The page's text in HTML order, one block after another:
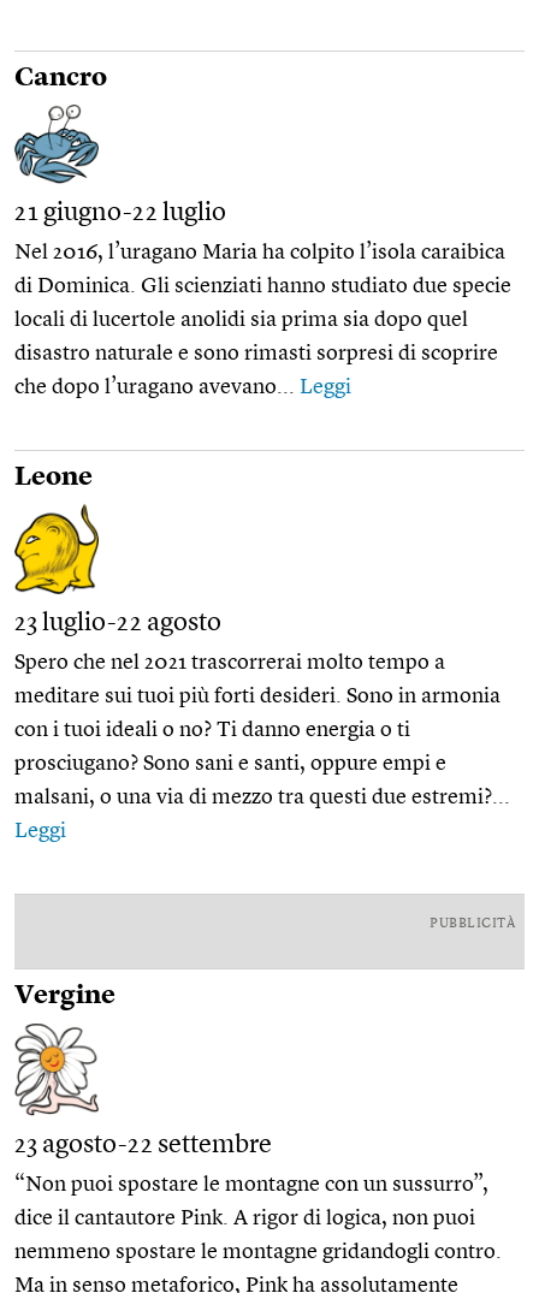
Cancro
21 giugno-22 luglio
Nel 2016, l’uragano Maria ha colpito l’isola caraibica
di Dominica. Gli scienziati hanno studiato due specie
locali di lucertole anolidi sia prima sia dopo quel
disastro naturale e sono rimasti sorpresi di scoprire
che dopo l’uragano avevano... Leggi
Leone
23 luglio-22 agosto
Spero che nel 2021 trascorrerai molto tempo a
meditare sui tuoi più forti desideri. Sono in armonia
con i tuoi ideali o no? Ti danno energia o ti
prosciugano? Sono sani e santi, oppure empi e
malsani, o una via di mezzo tra questi due estremi?...
Leggi
PUBBLICITÀ
Vergine
23 agosto-22 settembre
“Non puoi spostare le montagne con un sussurro”,
dice il cantautore Pink. A rigor di logica, non puoi
nemmeno spostare le montagne gridandogli contro.
Ma in senso metaforico, Pink ha assolutamente